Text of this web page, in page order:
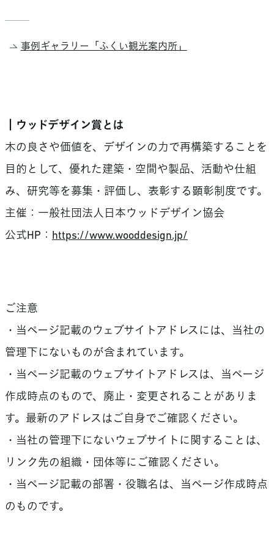
事例ギャラリー「ふくい観光案内所」
┃ウッドデザイン賞とは
木の良さや価値を、デザインの力で再構築することを
目的として、優れた建築・空間や製品、活動や仕組
み、研究等を募集・評価し、表彰する顕彰制度です。
主催：一般社団法人日本ウッドデザイン協会
公式HP： https://www.wooddesign.jp/
ご注意
・当ページ記載のウェブサイトアドレスには、当社の
管理下にないものが含まれています。
・当ページ記載のウェブサイトアドレスは、当ページ
作成時点のもので、廃止・変更されることがありま
す。最新のアドレスはご自身でご確認ください。
・当社の管理下にないウェブサイトに関することは、
リンク先の組織・団体等にご確認ください。
・当ページ記載の部署・役職名は、当ページ作成時点
のものです。